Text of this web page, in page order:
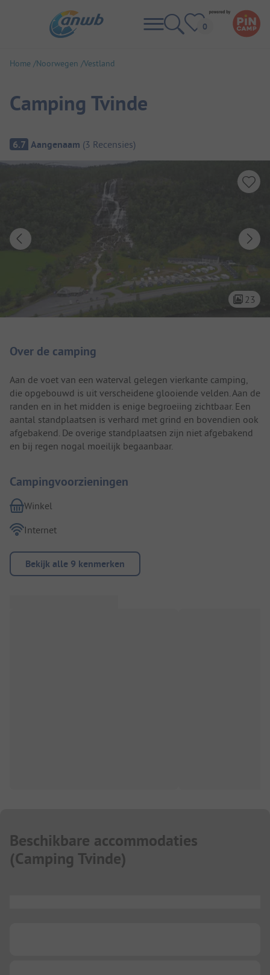
Home Noorwegen Vestland
Camping Tvinde
Camping overzicht
6.7 Aangenaam (3 Recensies)
23
Over de camping
Aan de voet van een waterval gelegen vierkante camping,
die opgebouwd is uit verscheidene glooiende velden. Aan de
randen en in het midden is enige begroeiing zichtbaar. Een
aantal standplaatsen is verhard met grind en bovendien ook
afgebakend. De overige standplaatsen zijn niet afgebakend
en bij regen nogal moeilijk begaanbaar.
Campingvoorzieningen
Winkel
Internet
Bekijk alle 9 kenmerken
Beschikbare accommodaties
(Camping Tvinde)